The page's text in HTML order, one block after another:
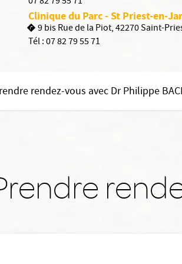
Clinique du Parc - St Priest-en-
9 bis Rue de la Piot, 42270 Saint-
Tél :07 82 79 55 71
rendez-vous avec Dr Philippe